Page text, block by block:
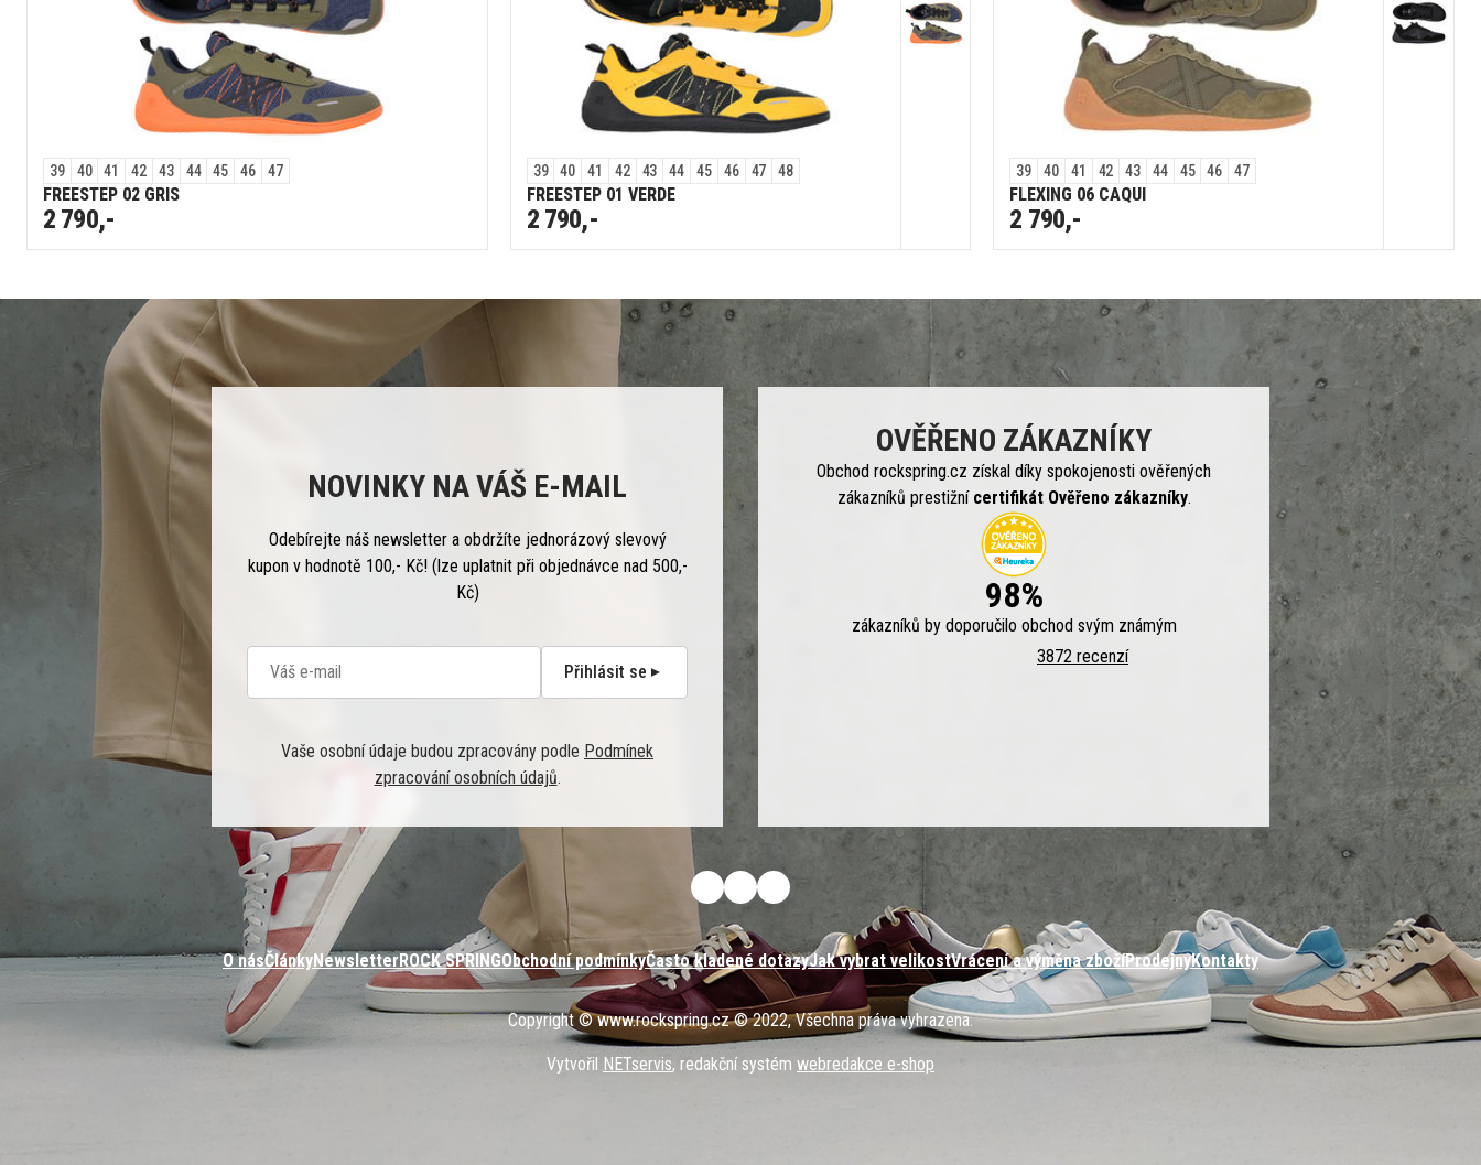
39 40 41 42 43 44 45 46 47
FREESTEP 02 GRIS
2 790,-
39 40 41 42 43 44 45 46 47 48
FREESTEP 01 VERDE
2 790,-
39 40 41 42 43 44 45 46 47
FLEXING 06 CAQUI
2 790,-
NOVINKY NA VÁŠ E-MAIL
Odebírejte náš newsletter a obdržíte jednorázový slevový
kupon v hodnotě 100,- Kč! (lze uplatnit při objednávce nad 500,-
Kč)
Přihlásit se
Vaše osobní údaje budou zpracovány podle Podmínek
zpracování osobních údajů.
OVĚŘENO ZÁKAZNÍKY
Obchod rockspring.cz získal díky spokojenosti ověřených
zákazníků prestižní certifikát Ověřeno zákazníky.
98%
zákazníků by doporučilo obchod svým známým
3872 recenzí
O násČlánkyNewsletterROCK SPRINGObchodní podmínkyČasto kladené dotazyJak vybrat velikostVrácení a výměna zbožíProdejnyKontakty
Copyright © www.rockspring.cz © 2022, Všechna práva vyhrazena.
Vytvořil NETservis, redakční systém webredakce e-shop